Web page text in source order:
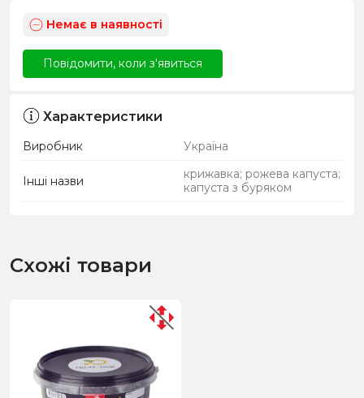
Немає в наявності
Повідомити, коли з'явиться
Характеристики
Виробник Україна
Інші назви
крижавка; рожева капуста;
капуста з буряком
Схожі товари